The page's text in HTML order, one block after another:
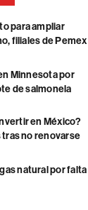
para ampliar
filiales de Pemex
Minnesota por
de salmonela
en México?
no renovarse
natural por falta